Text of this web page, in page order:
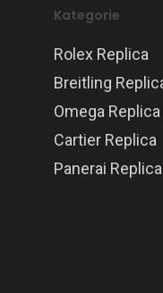
Kategorie
Rolex Replica
Breitling
Omega Replica
Cartier Replica
Panerai Replica